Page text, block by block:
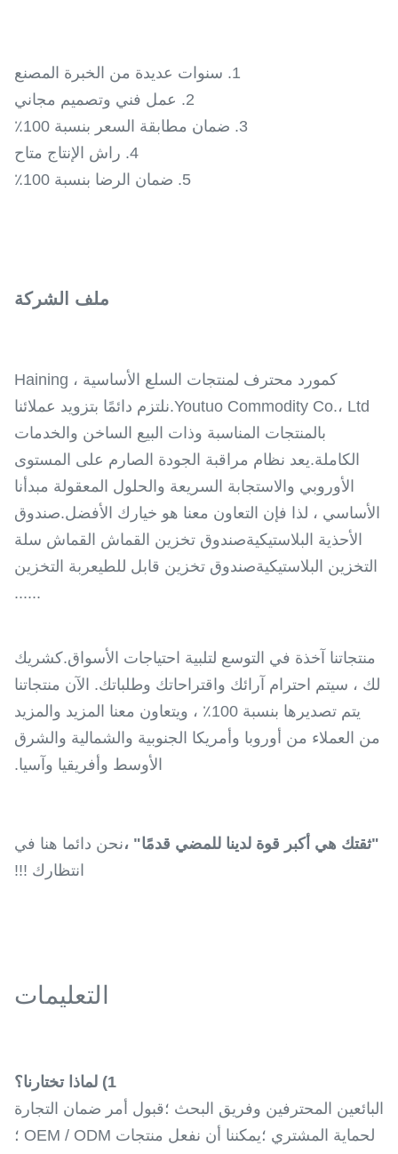
1. سنوات عديدة من الخبرة المصنع
2. عمل فني وتصميم مجاني
3. ضمان مطابقة السعر بنسبة 100٪
4. راش الإنتاج متاح
5. ضمان الرضا بنسبة 100٪
ملف الشركة
كمورد محترف لمنتجات السلع الأساسية ، Haining
Youtuo Commodity Co.، Ltd.نلتزم دائمًا بتزويد عملائنا
بالمنتجات المناسبة وذات البيع الساخن والخدمات
الكاملة.يعد نظام مراقبة الجودة الصارم على المستوى
الأوروبي والاستجابة السريعة والحلول المعقولة مبدأنا
الأساسي ، لذا فإن التعاون معنا هو خيارك الأفضل.صندوق
الأحذية البلاستيكيةصندوق تخزين القماش القماش سلة
التخزين البلاستيكيةصندوق تخزين قابل للطيعربة التخزين
......
منتجاتنا آخذة في التوسع لتلبية احتياجات الأسواق.كشريك
لك ، سيتم احترام آرائك واقتراحاتك وطلباتك. الآن منتجاتنا
يتم تصديرها بنسبة 100٪ ، ويتعاون معنا المزيد والمزيد
من العملاء من أوروبا وأمريكا الجنوبية والشمالية والشرق
الأوسط وأفريقيا وآسيا.
"ثقتك هي أكبر قوة لدينا للمضي قدمًا" ،نحن دائما هنا في
انتظارك !!!
التعليمات
1) لماذا تختارنا؟
البائعين المحترفين وفريق البحث ؛قبول أمر ضمان التجارة
لحماية المشتري ؛يمكننا أن نفعل منتجات OEM / ODM ؛